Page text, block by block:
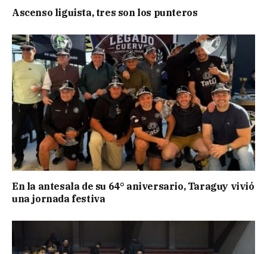
Ascenso liguista, tres son los punteros
En la antesala de su 64° aniversario, Taraguy vivió
una jornada festiva